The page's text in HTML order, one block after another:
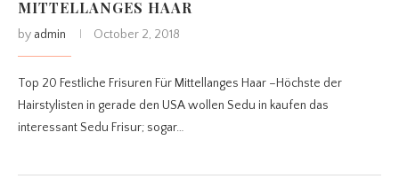
MITTELLANGES HAAR
by admin October 2, 2018
Top 20 Festliche Frisuren Für Mittellanges Haar –Höchste der
Hairstylisten in gerade den USA wollen Sedu in kaufen das
interessant Sedu Frisur; sogar…